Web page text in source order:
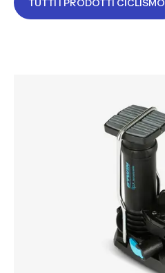
TUTTI I PRODOTTI CICLISMO